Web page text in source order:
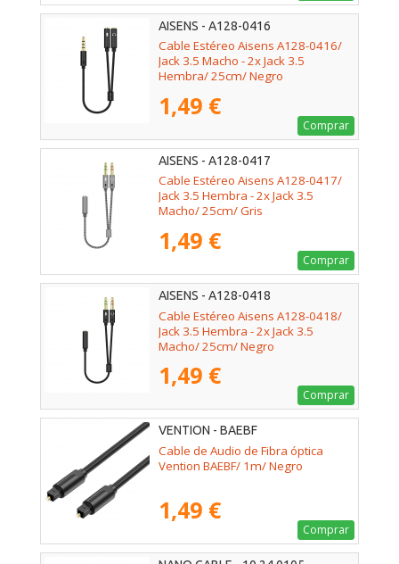
AISENS - A128-0416
Cable Estéreo Aisens A128-0416/
Jack 3.5 Macho - 2x Jack 3.5
Hembra/ 25cm/ Negro
1,49 €
Comprar
AISENS - A128-0417
Cable Estéreo Aisens A128-0417/
Jack 3.5 Hembra - 2x Jack 3.5
Macho/ 25cm/ Gris
1,49 €
Comprar
AISENS - A128-0418
Cable Estéreo Aisens A128-0418/
Jack 3.5 Hembra - 2x Jack 3.5
Macho/ 25cm/ Negro
1,49 €
Comprar
VENTION - BAEBF
Cable de Audio de Fibra óptica
Vention BAEBF/ 1m/ Negro
1,49 €
Comprar